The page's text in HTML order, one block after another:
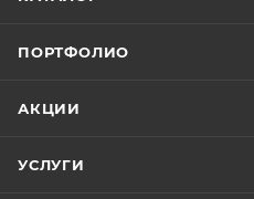
ПОРТФОЛИО
АКЦИИ
УСЛУГИ